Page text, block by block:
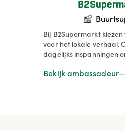
Bij B2Supermarkt kiezen we heel
voor het lokale verhaal.
dagelijks inspanningen
zetten. Dit zodat onze
Bekijk ambassadeur